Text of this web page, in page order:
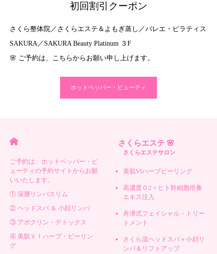
初回割引クーポン
さくら整体院／さくらエステ＆よもぎ蒸し／バレエ・ピラティス
SAKURA／SAKURA Beauty Platinum ３F
🌸 ご予約は、こちらからお願い申し上げます。
ホットペッパー・ビューティ
ご予約は、ホットペッパー・ビ
ューティの予約サイトからお願
いいたします。
① 深層リンパスリム
② ヘッドスパ ＆ 小顔リンパ
③ アポクリン・デトックス
④ 美肌ＶＩハーブ・ピーリン
グ
さくらエステ 🌸
さくらエステサロン
美肌VIハーブピーリング
高濃度Ｏ2 × ヒト幹細胞培養
エキス注入
舟津式フェイシャル・トリー
トメント
さくら流ヘッドスパ＋小顔リ
ンパ＆リフトアップ